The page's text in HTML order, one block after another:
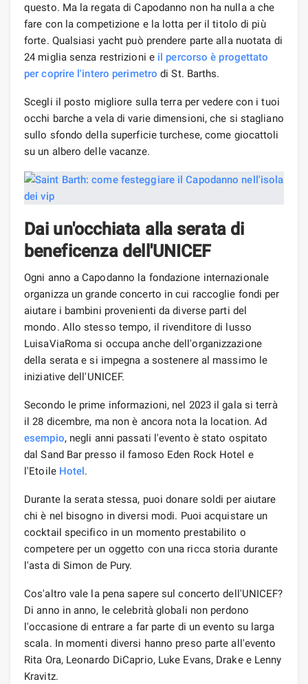
questo. Ma la regata di Capodanno non ha nulla a che
fare con la competizione e la lotta per il titolo di più
forte. Qualsiasi yacht può prendere parte alla nuotata di
24 miglia senza restrizioni e il percorso è progettato
per coprire l'intero perimetro di St. Barths.
Scegli il posto migliore sulla terra per vedere con i tuoi
occhi barche a vela di varie dimensioni, che si stagliano
sullo sfondo della superficie turchese, come giocattoli
su un albero delle vacanze.
Dai un'occhiata alla serata di
beneficenza dell'UNICEF
Ogni anno a Capodanno la fondazione internazionale
organizza un grande concerto in cui raccoglie fondi per
aiutare i bambini provenienti da diverse parti del
mondo. Allo stesso tempo, il rivenditore di lusso
LuisaViaRoma si occupa anche dell'organizzazione
della serata e si impegna a sostenere al massimo le
iniziative dell'UNICEF.
Secondo le prime informazioni, nel 2023 il gala si terrà
il 28 dicembre, ma non è ancora nota la location. Ad
esempio, negli anni passati l'evento è stato ospitato
dal Sand Bar presso il famoso Eden Rock Hotel e
l'Etoile Hotel.
Durante la serata stessa, puoi donare soldi per aiutare
chi è nel bisogno in diversi modi. Puoi acquistare un
cocktail specifico in un momento prestabilito o
competere per un oggetto con una ricca storia durante
l'asta di Simon de Pury.
Cos'altro vale la pena sapere sul concerto dell'UNICEF?
Di anno in anno, le celebrità globali non perdono
l'occasione di entrare a far parte di un evento su larga
scala. In momenti diversi hanno preso parte all'evento
Rita Ora, Leonardo DiCaprio, Luke Evans, Drake e Lenny
Kravitz.